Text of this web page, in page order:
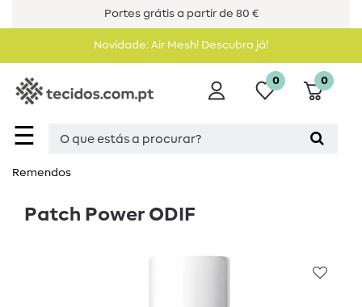
Portes grátis a partir de 80 €
Novidade: Air Mesh! Descubra já!
☰
0 0
Remendos
Patch Power ODIF